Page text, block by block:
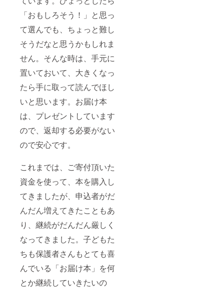
「おもしろそう！」と思っ
て選んでも、ちょっと難し
そうだなと思うかもしれま
せん。そんな時は、手元に
置いておいて、大きくなっ
たら手に取って読んでほし
いと思います。お届け本
は、プレゼントしています
ので、返却する必要がない
ので安心です。
これまでは、ご寄付頂いた
資金を使って、本を購入し
てきましたが、申込者がだ
んだん増えてきたこともあ
り、継続がだんだん厳しく
なってきました。子どもた
ちも保護者さんもとても喜
んでいる「お届け本」を何
とか継続していきたいの